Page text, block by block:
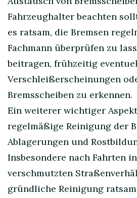
Fahrzeughalter beachten
es ratsam, die Bremsen
Fachmann überprüfen zu
beitragen, frühzeitig
Verschleißerscheinungen
Bremsscheiben zu erkennen.
Ein weiterer wichtiger
regelmäßige Reinigung der
Ablagerungen und
Insbesondere nach Fahrten
verschmutzten
gründliche Reinigung